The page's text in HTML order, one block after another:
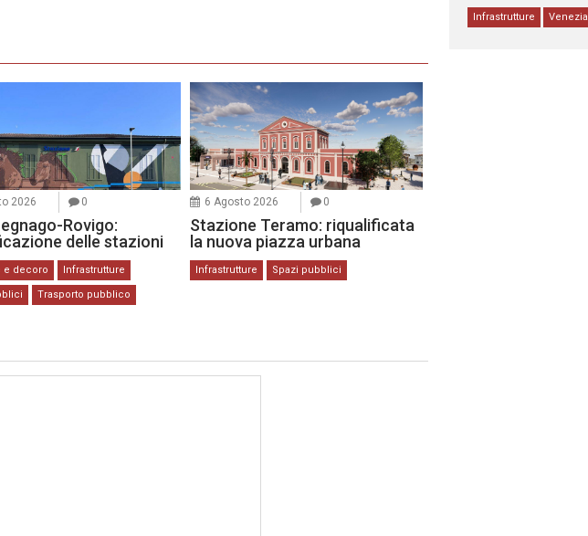
2026 0
Rovigo:
delle stazioni
e decoro Infrastrutture
Trasporto pubblico
6 Agosto 2026 0
Stazione Teramo: riqualificata
la nuova piazza urbana
Infrastrutture Spazi pubblici
Infrastrutture Venezia